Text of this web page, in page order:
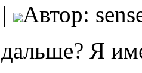
Автор:
Я